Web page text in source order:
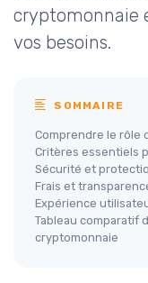
cryptomonnaie
vos besoins.
SOMMAIRE
Comprendre le rôle
Critères essentiels
Sécurité et
Frais et
Expérience
Tableau comparatif
cryptomonnaie